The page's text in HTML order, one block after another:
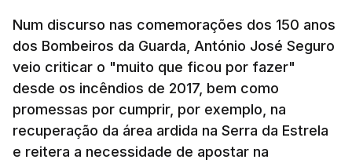
Num discurso nas comemorações dos 150 anos
dos Bombeiros da Guarda, António José Seguro
veio criticar o "muito que ficou por fazer"
desde os incêndios de 2017, bem como
promessas por cumprir, por exemplo, na
recuperação da área ardida na Serra da Estrela
e reitera a necessidade de apostar na